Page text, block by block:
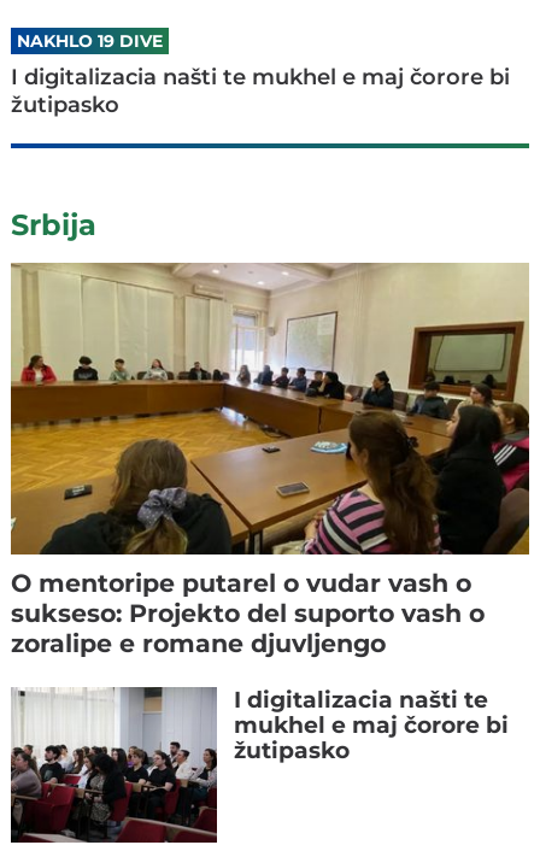
NAKHLO 19 DIVE
I digitalizacia našti te mukhel e maj čorore bi
žutipasko
Srbija
O mentoripe putarel o vudar vash o
sukseso: Projekto del suporto vash o
zoralipe e romane djuvljengo
I digitalizacia našti te
mukhel e maj čorore bi
žutipasko